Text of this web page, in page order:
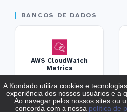
BANCOS DE DADOS
AWS CloudWatch
Metrics